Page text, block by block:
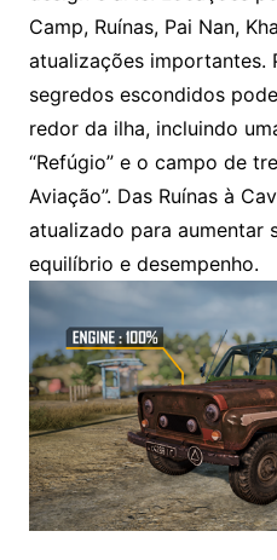
Camp, Ruínas, Pai Nan,
atualizações importantes.
segredos escondidos
redor da ilha, incluindo
“Refúgio” e o campo de
Aviação”. Das Ruínas à
atualizado para aumentar
equilíbrio e desempenho.